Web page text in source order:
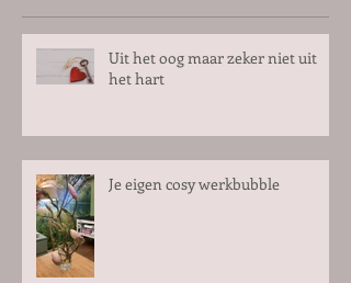
Uit het oog maar zeker niet uit
het hart
Je eigen cosy werkbubble